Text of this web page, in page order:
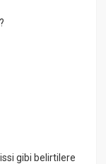
gibi belirtilere